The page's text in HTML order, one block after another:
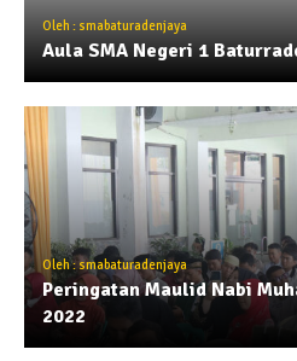
Oleh : smabaturadenjaya
Aula SMA Negeri 1
Oleh : smabaturadenjaya
Peringatan Maulid Nabi
2022